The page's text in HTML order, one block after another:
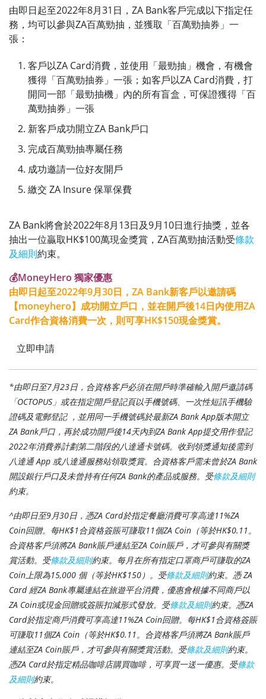
由即日起至2022年8月31日，ZA Bank客戶完成以下指定任
務，均可以參與ZA百萬勁抽，並獲取「百萬勁抽券」一
張：
客戶以ZA Card消費，並使用「最勁抽」機會，有機會
獲得「百萬勁抽券」一張；如客戶以ZA Card消費，打
開同一部「最勁抽機」內的所有盲盒，可保證獲得「百
萬勁抽券」一張
新客戶成功開立ZA Bank戶口
完成百萬勁抽專屬任務
成功邀請一位好友開戶
繳交 ZA Insure 保單保費
ZA Bank將會於2022年8月13日及9月10日進行抽獎，並各
抽出一位贏取HK$100萬現金獎賞，ZA百萬勁抽活動受條款
及細則約束。
💰MoneyHero 獨家優惠
由即日起至2022年9月30日，ZA Bank新客戶以邀請碼
【moneyhero】成功開立戶口，並在開戶後14日內使用ZA
Card作合資格消費一次，則可享HK$150現金獎賞。
立即申請
*由即日至7月23日，合資格客戶必須在開戶時準確輸入開戶邀請碼
「OCTOPUS」或在指定開戶登記頁以手機號碼、一次性短訊手機驗
證碼及電郵登記 ，並用同一手機號碼於最新ZA Bank App版本開立
ZA Bank戶口，再於成功開戶後14天內到ZA Bank App提交用作登記
2022年消費券計劃第二階段的八達通卡號碼。收到領獎通知後需到
八達通 App 或八達通服務站領取獎賞。合資格客戶需未曾於ZA Bank
開設銀行戶口及未曾持有任何ZA Bank的產品或服務。受條款及細則
約束。
^由即日至9月30日，憑ZA Card於指定餐廳消費可享高達11%ZA
Coin回贈。每HK$1合資格簽賬可賺取11個ZA Coin（等於HK$0.11。
合資格客戶須將ZA Bank賬戶連結至ZA Coin賬戶，才可參與有關獎
賞活動。受條款及細則約束。每月在所有指定口罩商戶可賺取的ZA
Coin上限為15,000 個（等於HK$150）。受條款及細則約束。憑 ZA
Card 經ZA Bank專屬連結在旅遊平台消費，優惠會根據不同商戶以
ZA Coin或現金回贈或簽賬扣減形式發放。受條款及細則約束。憑ZA
Card於指定商戶消費可享高達11%ZA Coin回贈。每HK$1合資格簽賬
可賺取11個ZA Coin（等於HK$0.11。合資格客戶須將ZA Bank賬戶
連結至ZA Coin賬戶，才可參與有關獎賞活動。受條款及細則約束。
憑ZA Card於指定精品咖啡店購買咖啡，可享買一送一優惠。受條款
及細則約束。